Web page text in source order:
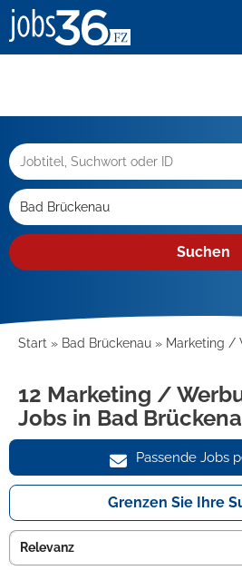
Suchen
Start Bad Brückenau Marketing /
12 Marketing /
Jobs in Bad
Passende Jobs
Grenzen Sie Ihre